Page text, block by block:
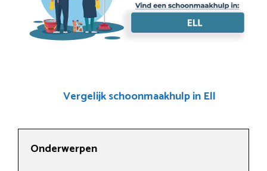
Vergelijk schoonmaakhulp in Ell
Onderwerpen